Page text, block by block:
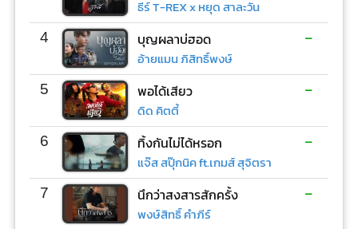
ธีร์ T-REX x หยุด สาละวัน
4 บุญผลาบ่ฮอด
อ้ายแมน ภิสิทธิ์พงษ์
-
5 พอได้เสียว
ดิด คิตตี้
-
6 ทิ้งกันไม่ได้หรอก
แจ๊ส สปุ๊กนิค ft.เกมส์ สุจิตรา
-
7 นึกว่าสงสารสักครั้ง
พงษ์สิทธิ์ คำภีร์
-